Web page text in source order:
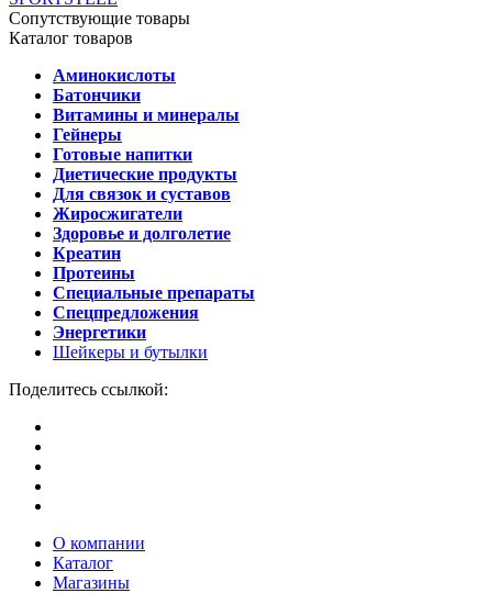
Сопутствующие товары
Каталог товаров
Аминокислоты
Батончики
Витамины и минералы
Гейнеры
Готовые напитки
Диетические продукты
Для связок и суставов
Жиросжигатели
Здоровье и долголетие
Креатин
Протеины
Специальные препараты
Спецпредложения
Энергетики
Шейкеры и бутылки
Поделитесь ссылкой:
О компании
Каталог
Магазины